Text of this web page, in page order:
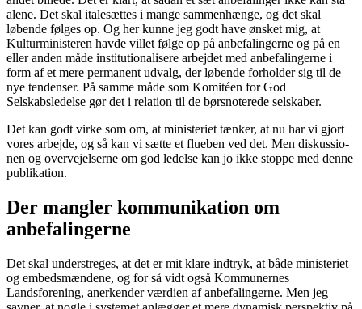
alene. Det skal italesættes i mange sammenhænge, og det skal
løbende følges op. Og her kunne jeg godt have ønsket mig, at
Kulturministeren havde villet følge op på anbefalingerne og på en
eller anden måde institutionalisere arbejdet med anbefalingerne i
form af et mere permanent udvalg, der løbende forholder sig til de
nye tendenser. På samme måde som Komitéen for God
Selskabsledelse gør det i relation til de børsnoterede selskaber.
Det kan godt virke som om, at ministeriet tænker, at nu har vi gjort
vores arbejde, og så kan vi sætte et flueben ved det. Men diskussio­
nen og overvejelserne om god ledelse kan jo ikke stoppe med denne
publikation.
Der mangler kommunikation om
anbefalingerne
Det skal understreges, at det er mit klare indtryk, at både mini­steriet
og embedsmændene, og for så vidt også Kommunernes
Landsforening, anerkender værdien af anbefalingerne. Men jeg